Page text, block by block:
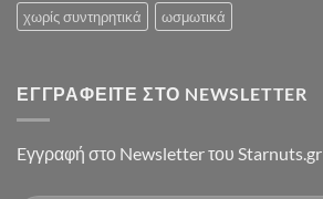
χωρίς συντηρητικά
ωσμωτικά
ΕΓΓΡΑΦΕΊΤΕ ΣΤΟ NEWSLETTER
Eγγραφή στο Newsletter του Starnuts.gr